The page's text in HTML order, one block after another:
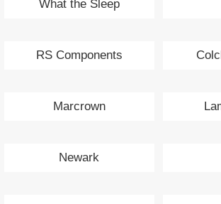
What the Sleep
RS Components
Marcrown
Newark